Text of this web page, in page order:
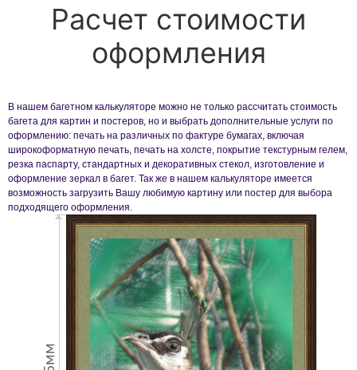
Расчет стоимости
оформления
В нашем багетном калькуляторе можно не только рассчитать стоимость
багета для картин и постеров, но и выбрать дополнительные услуги по
оформлению: печать на различных по фактуре бумагах, включая
широкоформатную печать, печать на холсте, покрытие текстурным гелем,
резка паспарту, стандартных и декоративных стекол, изготовление и
оформление зеркал в багет. Так же в нашем калькуляторе имеется
возможность загрузить Вашу любимую картину или постер для выбора
подходящего оформления.